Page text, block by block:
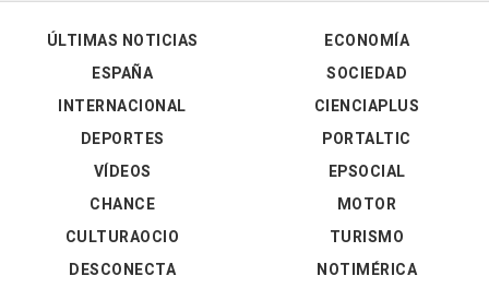
ÚLTIMAS NOTICIAS
ESPAÑA
INTERNACIONAL
DEPORTES
VÍDEOS
ECONOMÍA
SOCIEDAD
CIENCIAPLUS
PORTALTIC
EPSOCIAL
CHANCE
CULTURAOCIO
DESCONECTA
MOTOR
TURISMO
NOTIMÉRICA